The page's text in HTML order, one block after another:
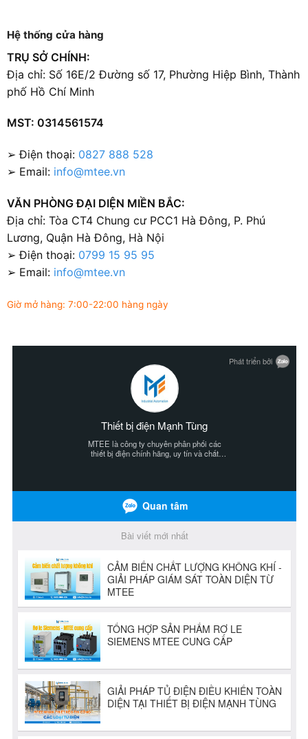
Hệ thống cửa hàng
TRỤ SỞ CHÍNH:
Địa chỉ: Số 16E/2 Đường số 17, Phường Hiệp Bình, Thành
phố Hồ Chí Minh
MST: 0314561574
➢ Điện thoại: 0827 888 528
➢ Email: info@mtee.vn
VĂN PHÒNG ĐẠI DIỆN MIỀN BẮC:
Địa chỉ: Tòa CT4 Chung cư PCC1 Hà Đông, P. Phú
Lương, Quận Hà Đông, Hà Nội
➢ Điện thoại: 0799 15 95 95
➢ Email: info@mtee.vn
Giờ mở hàng: 7:00-22:00 hàng ngày